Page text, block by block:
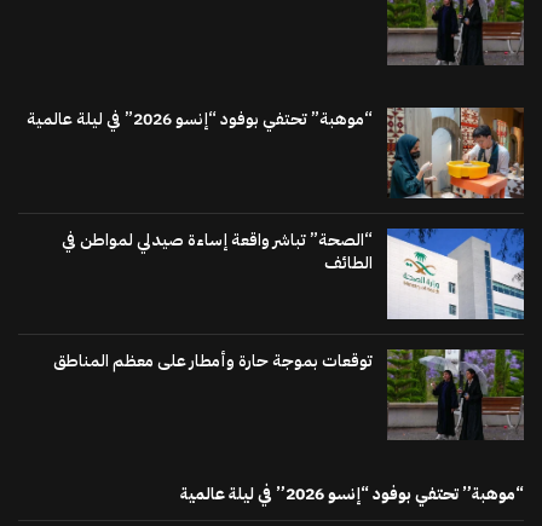
“موهبة” تحتفي بوفود “إنسو 2026” في ليلة عالمية
“الصحة” تباشر واقعة إساءة صيدلي لمواطن في
الطائف
توقعات بموجة حارة وأمطار على معظم المناطق
“موهبة” تحتفي بوفود “إنسو 2026” في ليلة عالمية